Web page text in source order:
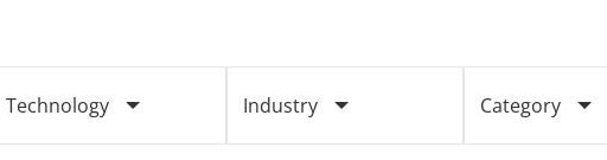
Technology Industry Category